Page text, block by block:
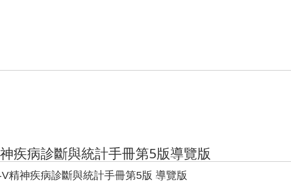
疾病診斷與統計手冊第5版導覽版
精神疾病診斷與統計手冊第5版 導覽版